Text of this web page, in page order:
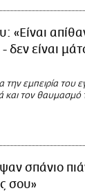
«Είναι
είναι
την εμπειρία του
και τον θαυμασμό
σπάνιο
σου»